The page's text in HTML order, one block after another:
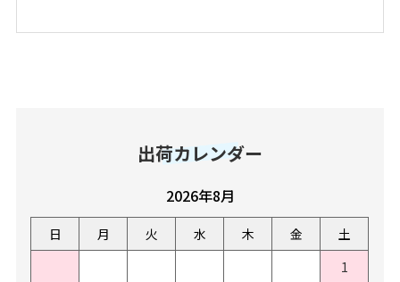
出荷カレンダー
2026年8月
日 月 火 水 木 金
土
1